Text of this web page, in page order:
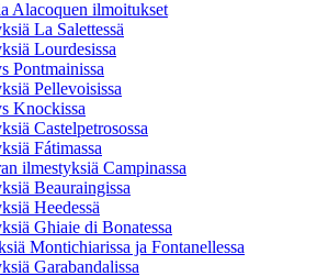
Alacoquen ilmoitukset
La Salettessä
Lourdesissa
Pontmainissa
Pellevoisissa
Knockissa
Castelpetrosossa
Fátimassa
ilmestyksiä Campinassa
Beauraingissa
Heedessä
Ghiaie di Bonatessa
Montichiarissa ja Fontanellessa
Garabandalissa